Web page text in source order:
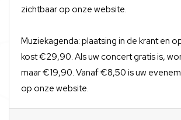
zichtbaar op onze website.
Muziekagenda: plaatsing in de krant en
kost €29,90. Als uw concert gratis is,
maar €19,90. Vanaf €8,50 is uw
op onze website.